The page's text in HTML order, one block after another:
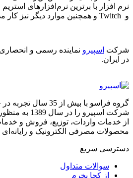
و Twitch و همچنین موارد دیگر نیز کار می‌کند.
شرکت اسپیرو نماینده رسمی و
در ایران.
گروه فراسو با بیش از
شرکت اسپیرو
از خدمات واردات، توزیع، فروش و
محصولات مصرفی الکترونیک و رایانه‌ای
دسترسی‌ سریع
سوالات متداول
از کجا بخرم